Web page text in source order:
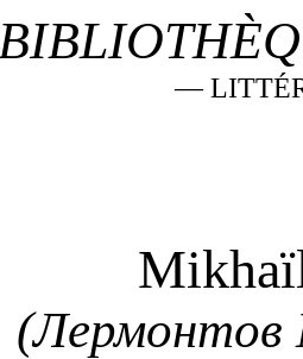
—
Mikhaï
(Лермонтов